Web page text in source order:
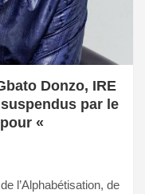
Donzo, IRE
par le
«
l’Alphabétisation, de